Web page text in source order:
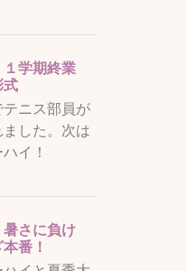
学期終業
式
テニス部員が
した。次は
イ！
さに負け
番！